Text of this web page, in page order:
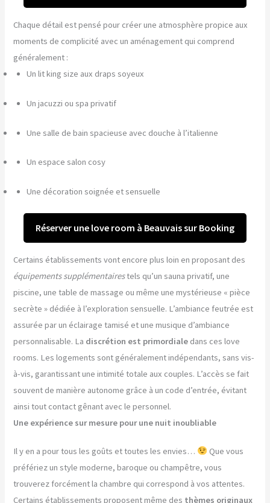
Chaque détail est pensé pour créer une atmosphère propice aux
moments de complicité avec un aménagement qui comprend
généralement :
Un lit king size aux draps soyeux
Un jacuzzi ou spa privatif
Une salle de bain spacieuse avec douche à l’italienne
Un espace salon cosy
Une décoration soignée et sensuelle
Réserver une love room à Beauvais sur Booking
Certains établissements vont encore plus loin en proposant des
équipements supplémentairestels qu’un sauna privatif, une
piscine, une table de massage ou même une mystérieuse « pièce
secrète » dédiée à l’exploration sensuelle. L’ambiance feutrée est
assurée par un éclairage tamisé et une musique d’ambiance
personnalisable. La discrétion est primordiale dans ces love
rooms. Les logements sont généralement indépendants, sans vis-
à-vis, garantissant une intimité totale aux couples. L’accès se fait
souvent de manière autonome grâce à un code d’entrée, évitant
ainsi tout contact gênant avec le personnel.
Une expérience sur mesure pour une nuit inoubliable
Il y en a pour tous les goûts et toutes les envies…
Que vous
préfériez un style moderne, baroque ou champêtre, vous
trouverez forcément la chambre qui correspond à vos attentes.
Certains établissements proposent même des thèmes originaux